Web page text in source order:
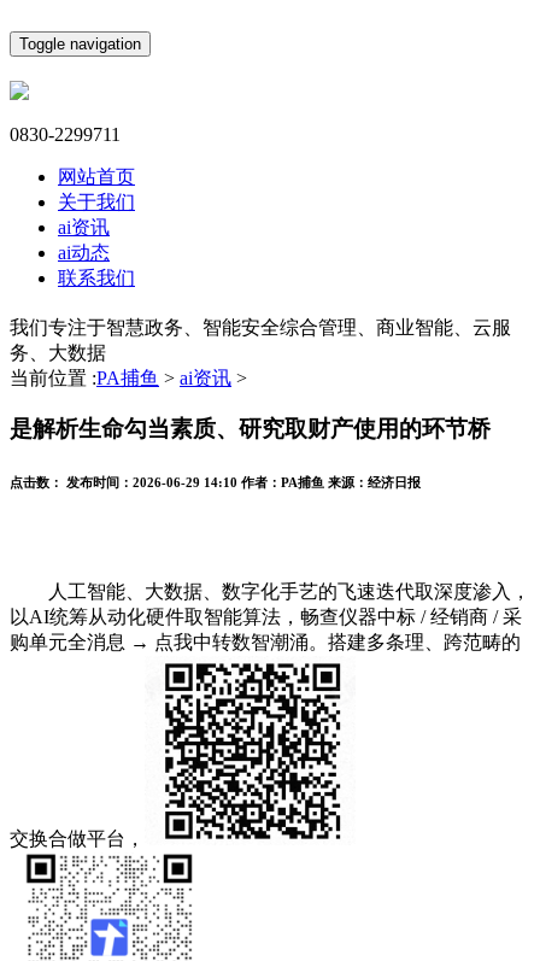
Toggle navigation
0830-2299711
网站首页
关于我们
ai资讯
ai动态
联系我们
我们专注于智慧政务、智能安全综合管理、商业智能、云服
务、大数据
当前位置 :PA捕鱼 > ai资讯 >
是解析生命勾当素质、研究取财产使用的环节桥
点击数： 发布时间： 2026-06-29 14:10 作者： PA捕鱼 来源： 经济日报
人工智能、大数据、数字化手艺的飞速迭代取深度渗入，
以AI统筹从动化硬件取智能算法，畅查仪器中标 / 经销商 / 采
购单元全消息 → 点我中转数智潮涌。搭建多条理、跨范畴的
交换合做平台，